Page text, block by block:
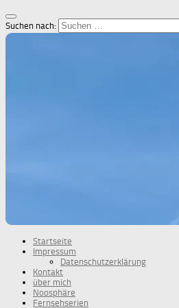
Suchen nach:
Startseite
Impressum
Datenschutzerklärung
Kontakt
über mich
Noosphäre
Fernsehserien